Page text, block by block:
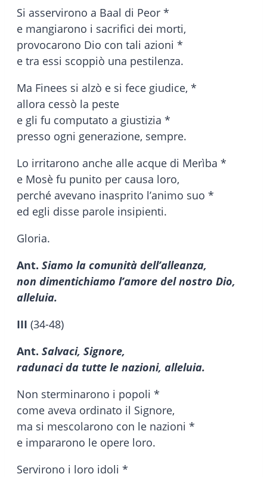
Si asservirono a Baal di Peor *
e mangiarono i sacrifici dei morti,
provocarono Dio con tali azioni *
e tra essi scoppiò una pestilenza.
Ma Finees si alzò e si fece giudice, *
allora cessò la peste
e gli fu computato a giustizia *
presso ogni generazione, sempre.
Lo irritarono anche alle acque di Merìba *
e Mosè fu punito per causa loro,
perché avevano inasprito l’animo suo *
ed egli disse parole insipienti.
Gloria.
Ant. Siamo la comunità dell’alleanza,
non dimentichiamo l’amore del nostro Dio,
alleluia.
III (34-48)
Ant. Salvaci, Signore,
radunaci da tutte le nazioni, alleluia.
Non sterminarono i popoli *
come aveva ordinato il Signore,
ma si mescolarono con le nazioni *
e impararono le opere loro.
Servirono i loro idoli *